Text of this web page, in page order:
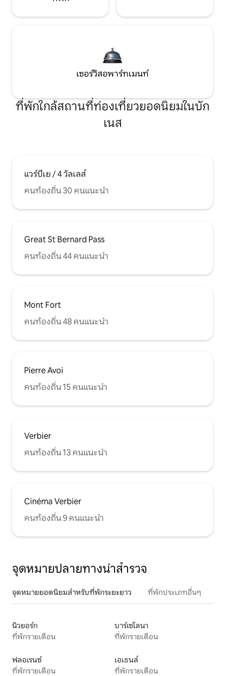
เซอร์วิสอพาร์ทเมนท์
ที่พักใกล้สถานที่ท่องเที่ยวยอดนิยมในบัก
เนส
แวร์บีเย / 4 วัลเลส์
คนท้องถิ่น 30 คนแนะนำ
Great St Bernard Pass
คนท้องถิ่น 44 คนแนะนำ
Mont Fort
คนท้องถิ่น 48 คนแนะนำ
Pierre Avoi
คนท้องถิ่น 15 คนแนะนำ
Verbier
คนท้องถิ่น 13 คนแนะนำ
Cinéma Verbier
คนท้องถิ่น 9 คนแนะนำ
จุดหมายปลายทางน่าสำรวจ
จุดหมายยอดนิยมสำหรับที่พักระยะยาว ที่พักประเภทอื่นๆ
นิวยอร์ก
ที่พักรายเดือน
บาร์เซโลนา
ที่พักรายเดือน
ฟลอเรนซ์
ที่พักรายเดือน
เอเธนส์
ที่พักรายเดือน